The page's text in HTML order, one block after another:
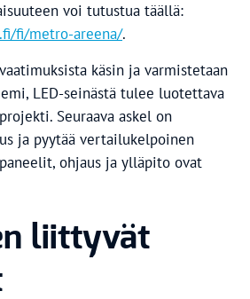
voi tutustua täällä:
fi/metro-areena/.
käsin ja varmistetaan
LED-seinästä tulee luotettava
Seuraava askel on
ja pyytää vertailukelpoinen
ohjaus ja ylläpito ovat
liittyvät